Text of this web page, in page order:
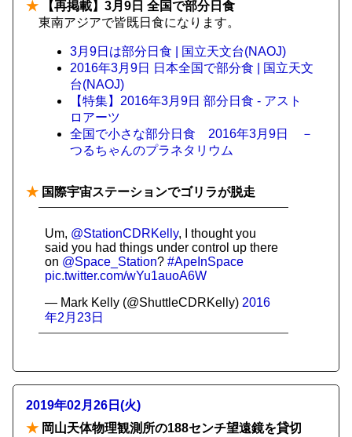
★ 【再掲載】3月9日 全国で部分日食
東南アジアで皆既日食になります。
3月9日は部分日食 | 国立天文台(NAOJ)
2016年3月9日 日本全国で部分食 | 国立天文
台(NAOJ)
【特集】2016年3月9日 部分日食 - アスト
ロアーツ
全国で小さな部分日食 2016年3月9日 －
つるちゃんのプラネタリウム
★ 国際宇宙ステーションでゴリラが脱走
Um, @StationCDRKelly, I thought you
said you had things under control up there
on @Space_Station? #ApeInSpace
pic.twitter.com/wYu1auoA6W
— Mark Kelly (@ShuttleCDRKelly) 2016
年2月23日
2019年02月26日(火)
★ 岡山天体物理観測所の188センチ望遠鏡を貸切